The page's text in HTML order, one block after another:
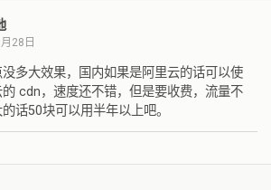
28日
没多大效果，国内如果是阿里云的话可以使
的 cdn，速度还不错，但是要收费，流量不
话50块可以用半年以上吧。